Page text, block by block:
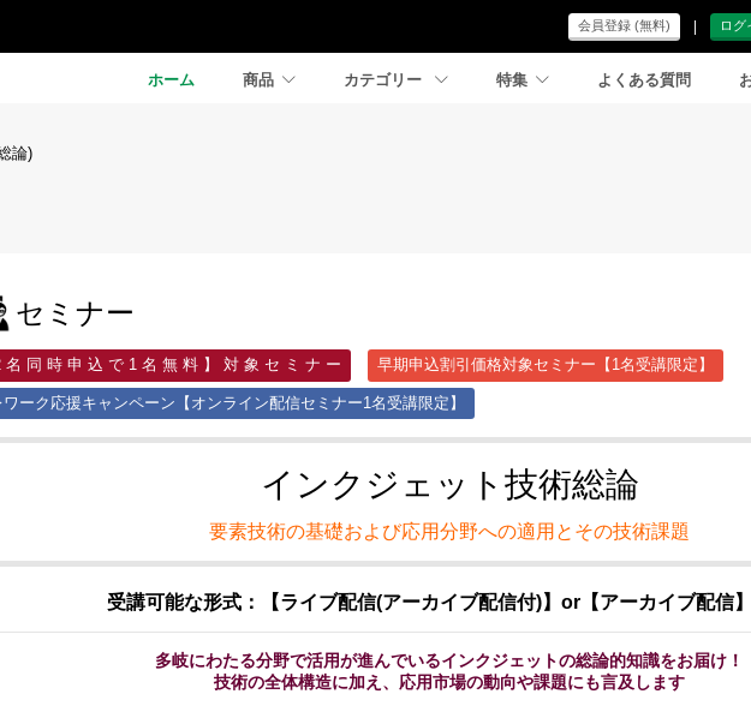
会員登録 (無料) | ログ
ホーム 商品 カテゴリー 特集 よくある質問
論)
セミナー
名 同 時 申 込 で 1 名 無 料 】 対 象 セ ミ ナ ー 早期申込割引価格対象セミナー【1名受講限定】
ワーク応援キャンペーン【オンライン配信セミナー1名受講限定】
インクジェット技術総論
要素技術の基礎および応用分野への適用とその技術課題
受講可能な形式：【ライブ配信(アーカイブ配信付)】or【アーカイブ配信
多岐にわたる分野で活用が進んでいるインクジェットの総論的知識をお届け！
技術の全体構造に加え、応用市場の動向や課題にも言及します